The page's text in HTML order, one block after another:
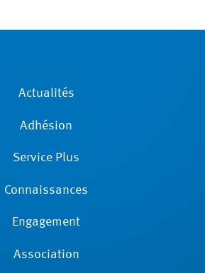
Actualités
Adhésion
Service Plus
Connaissances
Engagement
Association